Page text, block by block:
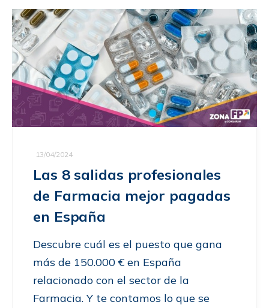
13/04/2024
Las 8 salidas profesionales
de Farmacia mejor pagadas
en España
Descubre cuál es el puesto que gana
más de 150.000 € en España
relacionado con el sector de la
Farmacia. Y te contamos lo que se